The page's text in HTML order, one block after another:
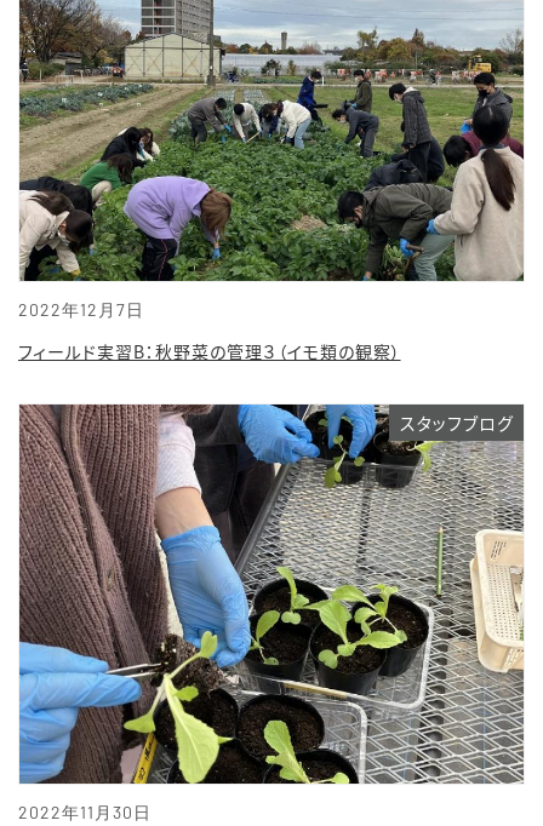
2022年12月7日
フィールド実習B：秋野菜の管理３（イモ類の観察）
2022年11月30日
スタッフブログ